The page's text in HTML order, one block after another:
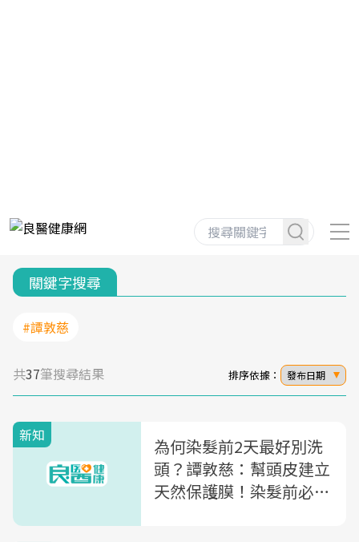
關鍵字搜尋
#譚敦慈
共37筆搜尋結果 排序依據： 發布日期
新知
為何染髮前2天最好別洗
頭？譚敦慈：幫頭皮建立
天然保護膜！染髮前必知